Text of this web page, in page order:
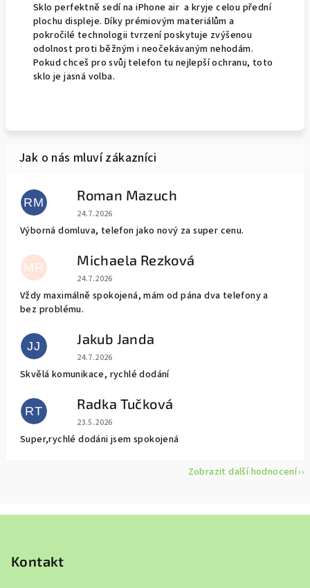
Sklo perfektně sedí na iPhone air a kryje celou přední
plochu displeje. Díky prémiovým materiálům a
pokročilé technologii tvrzení poskytuje zvýšenou
odolnost proti běžným i neočekávaným nehodám.
Pokud chceš pro svůj telefon tu nejlepší ochranu, toto
sklo je jasná volba.
RM Roman Mazuch
Hodnocení obchodu je 5 z 5 hvězdiček.
24.7.2026
Výborná domluva, telefon jako nový za super cenu.
MR Michaela Rezková
Hodnocení obchodu je 5 z 5 hvězdiček.
24.7.2026
Vždy maximálně spokojená, mám od pána dva telefony a
bez problému.
JJ Jakub Janda
Hodnocení obchodu je 5 z 5 hvězdiček.
24.7.2026
Skvělá komunikace, rychlé dodání
RT Radka Tučková
Hodnocení obchodu je 5 z 5 hvězdiček.
23.5.2026
Super,rychlé dodáni jsem spokojená
Zobrazit další hodnocení
Kontakt